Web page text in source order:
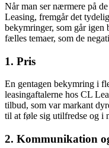
Når man ser nærmere på
Leasing, fremgår det
bekymringer, som går igen
fælles temaer, som de
1. Pris
En gentagen bekymring i
leasingaftalerne hos CL
tilbud, som var markant
til at føle sig utilfredse og i
2. Kommunikation